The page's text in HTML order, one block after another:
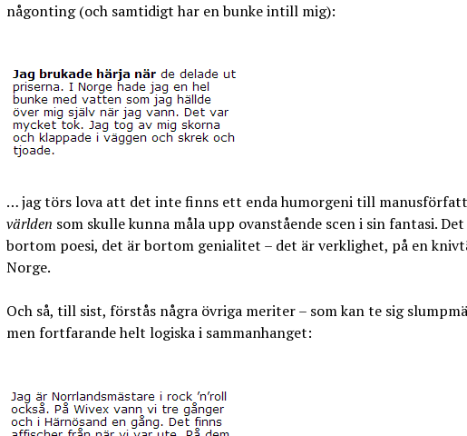
någonting (och samtidigt har en bunke intill mig):
… jag törs lova att det inte finns ett enda humorgeni till
världen som skulle kunna måla upp ovanstående scen i sin fantasi.
bortom poesi, det är bortom genialitet – det är verklighet, på en
Norge.
Och så, till sist, förstås några övriga meriter – som kan te sig
men fortfarande helt logiska i sammanhanget: